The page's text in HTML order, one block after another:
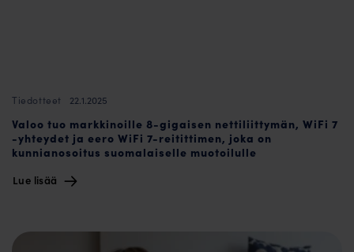
Tiedotteet 22.1.2025
Valoo tuo markkinoille 8-gigaisen nettiliittymän, WiFi 7
-yhteydet ja eero WiFi 7-reitittimen, joka on
kunnianosoitus suomalaiselle muotoilulle
Lue lisää